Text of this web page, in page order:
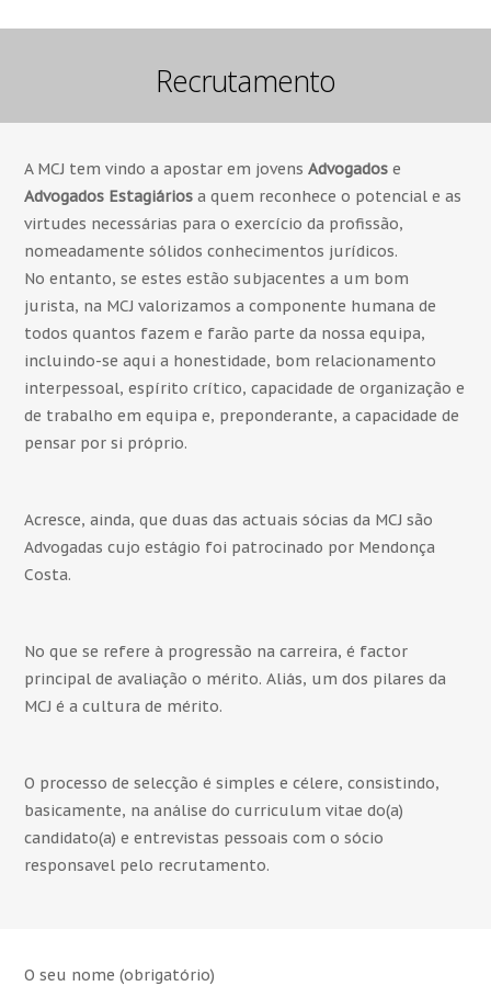
Recrutamento
A MCJ tem vindo a apostar em jovensAdvogados e
Advogados Estagiários a quem reconhece o potencial e as
virtudes necessárias para o exercício da profissão,
nomeadamente sólidos conhecimentos jurídicos.
No entanto, se estes estão subjacentes a um bom
jurista, na MCJ valorizamos a componente humana de
todos quantos fazem e farão parte da nossa equipa,
incluindo-se aqui a honestidade, bom relacionamento
interpessoal, espírito crítico, capacidade de organização e
de trabalho em equipa e, preponderante, a capacidade de
pensar por si próprio.
Acresce, ainda, que duas das actuais sócias da MCJ são
Advogadas cujo estágio foi patrocinado por Mendonça
Costa.
No que se refere à progressão na carreira, é factor
principal de avaliação o mérito. Aliás, um dos pilares da
MCJ é a cultura de mérito.
O processo de selecção é simples e célere, consistindo,
basicamente, na análise do curriculum vitae do(a)
candidato(a) e entrevistas pessoais com o sócio
responsavel pelo recrutamento.
O seu nome (obrigatório)